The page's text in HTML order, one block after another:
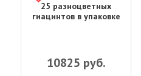
25 разноцветных
гиацинтов в упаковке
10825 руб.